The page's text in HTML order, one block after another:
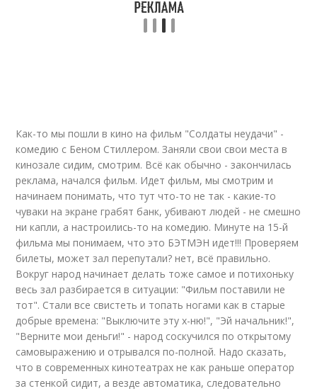
Как-то мы пошли в кино на фильм "Солдаты неудачи" -
комедию с Беном Стиллером. Заняли свои свои места в
кинозале сидим, смотрим. Всё как обычно - закончилась
реклама, начался фильм. Идет фильм, мы смотрим и
начинаем понимать, что тут что-то не так - какие-то
чуваки на экране грабят банк, убивают людей - не смешно
ни капли, а настроились-то на комедию. Минуте на 15-й
фильма мы понимаем, что это БЭТМЭН идет!!! Проверяем
билеты, может зал перепутали? нет, всё правильно.
Вокруг народ начинает делать тоже самое и потихоньку
весь зал разбирается в ситуации: "Фильм поставили не
тот". Стали все свистеть и топать ногами как в старые
добрые времена: "Выключите эту х-ню!", "Эй начальник!",
"Верните мои деньги!" - народ соскучился по открытому
самовыражению и отрывался по-полной. Надо сказать,
что в современных кинотеатрах не как раньше оператор
за стенкой сидит, а везде автоматика, следовательно